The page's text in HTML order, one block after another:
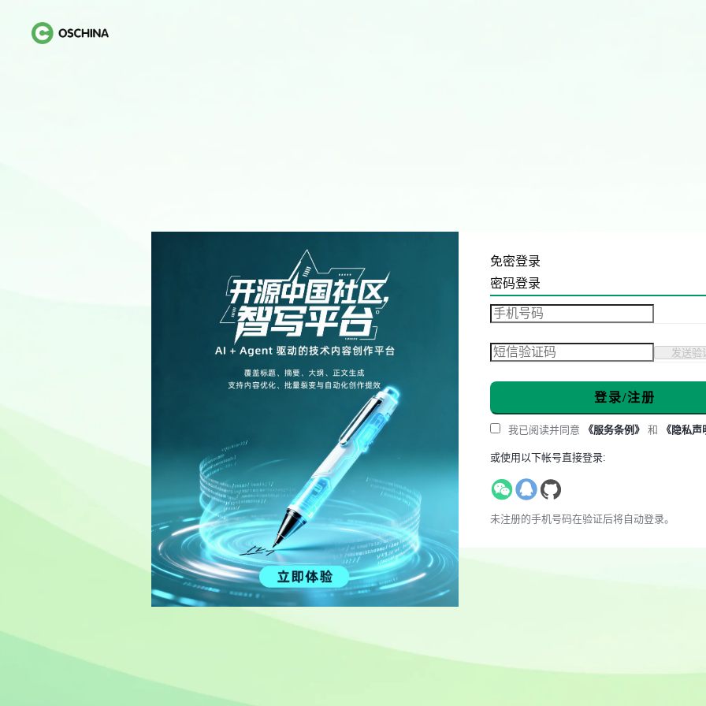
免密登录
密码登录
发送验
登录/注册
我已阅读并同意 《服务条例》 和 《隐私声
或使用以下帐号直接登录:
未注册的手机号码在验证后将自动登录。